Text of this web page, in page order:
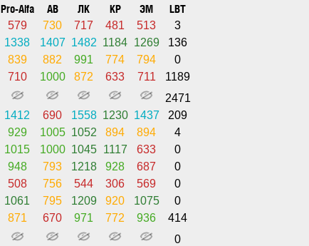
Pro-Alfa АВ ЛК КР ЭМ LBT
579 730 717 481 513
3
1338 1407 1482 1184 1269
136
839 882 991 774 794
0
710 1000 872 633 711
1189
2471
1412 690 1558 1230 1437
209
929 1005 1052 894 894
4
1015 1000 1045 1117 633
0
948 793 1218 928 687
0
508 756 544 306 569
0
1061 795 1209 920 1075
0
871 670 971 772 936
414
0